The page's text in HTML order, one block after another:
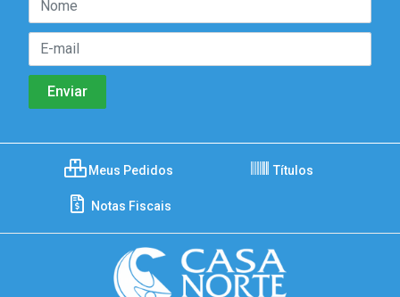
Meus Pedidos Títulos
Notas Fiscais